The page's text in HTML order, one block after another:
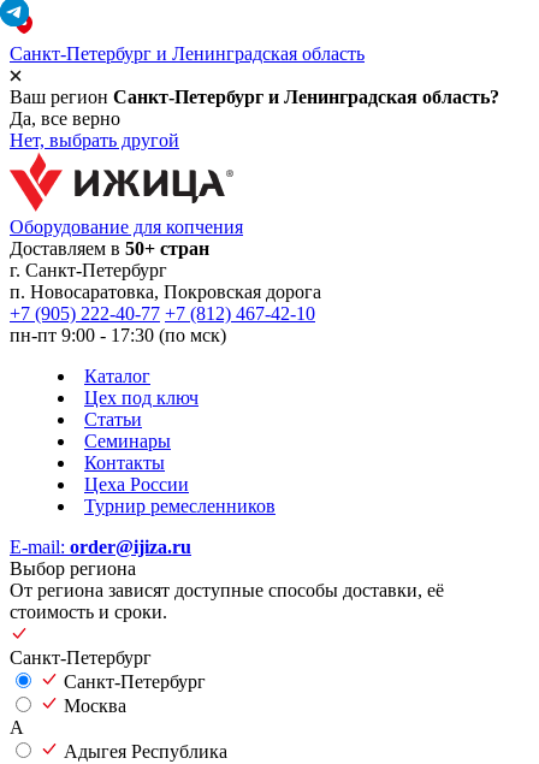
Санкт-Петербург и Ленинградская область
Ваш регион Санкт-Петербург и Ленинградская область?
Да, все верно
Нет, выбрать другой
Оборудование для копчения
Доставляем в 50+ стран
г. Санкт-Петербург
п. Новосаратовка, Покровская дорога
+7 (905) 222-40-77 +7 (812) 467-42-10
пн-пт 9:00 - 17:30 (по мск)
Каталог
Цех под ключ
Статьи
Семинары
Контакты
Цеха России
Турнир ремесленников
E-mail: order@ijiza.ru
Выбор региона
От региона зависят доступные способы доставки, её
стоимость и сроки.
Санкт-Петербург
Санкт-Петербург
Москва
А
Адыгея Республика